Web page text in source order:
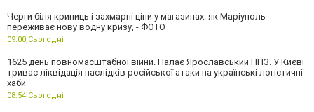
Черги біля криниць і захмарні ціни у магазинах: як Маріуполь
переживає нову водну кризу, - ФОТО
09:00,Сьогодні
1625 день повномасштабної війни. Палає Ярославський НПЗ. У Києві
триває ліквідація наслідків російської атаки на українські логістичні
хаби
08:54,Сьогодні